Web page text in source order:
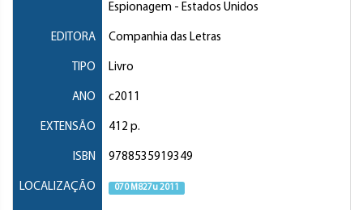
Espionagem - Estados Unidos
EDITORA Companhia das Letras
TIPO Livro
ANO c2011
EXTENSÃO 412 p.
ISBN 9788535919349
LOCALIZAÇÃO 070 M827u 2011